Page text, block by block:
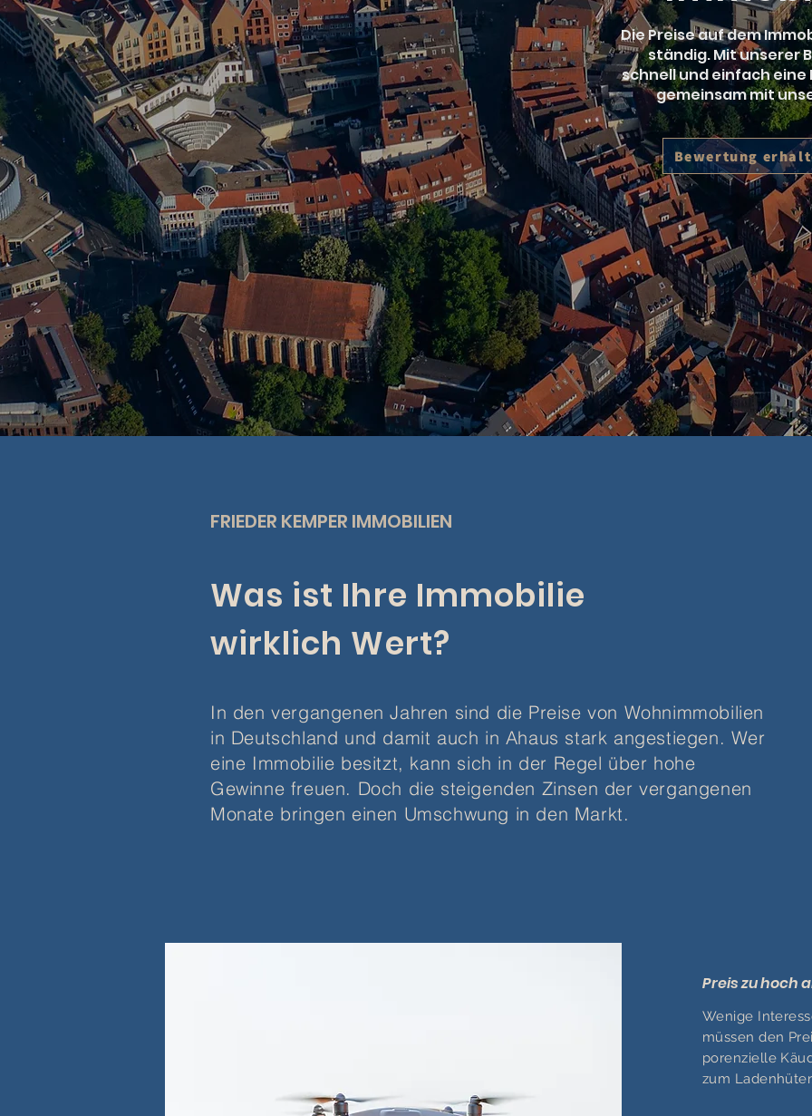
Die Preise auf dem
ständig. Mit unserer
schnell und einfach
gemeinsam mit
Bewertung
FRIEDER KEMPER IMMOBILIEN
Was ist Ihre Immobilie
wirklich Wert?
In den vergangenen Jahren sind die Preise von Wohnimmobilien
in Deutschland und damit auch in Ahaus stark angestiegen. Wer
eine Immobilie besitzt, kann sich in der Regel über hohe
Gewinne freuen. Doch die steigenden Zinsen der vergangenen
Monate bringen einen Umschwung in den Markt.
Preis zu hoch
Wenige
müssen den
porenzielle
zum Ladenhüter.